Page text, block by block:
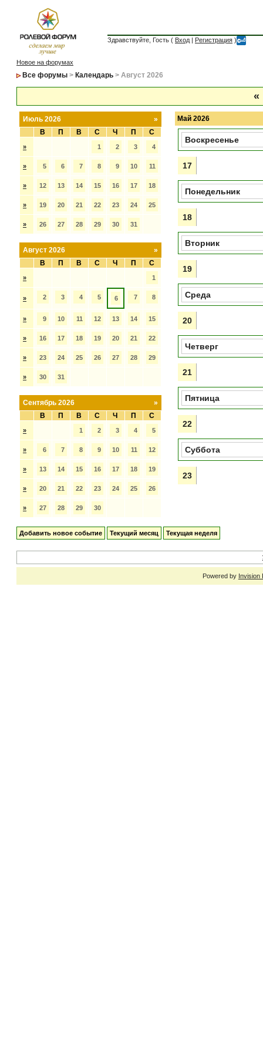
Здравствуйте, Гость ( Вход | Регистрация )
Новое на форумах
Все форумы > Календарь > Август 2026
«
»
Июль 2026
В
П В С Ч П С
» 1 2 3 4
» 5 6 7 8 9 10 11
» 12 13 14 15 16 17 18
» 19 20 21 22 23 24 25
» 26 27 28 29 30 31
»
Август 2026
В
П В С Ч П С
» 1
» 2 3 4 5 6 7 8
» 9 10 11 12 13 14 15
» 16 17 18 19 20 21 22
» 23 24 25 26 27 28 29
» 30 31
»
Сентябрь 2026
В
П В С Ч П С
» 1 2 3 4 5
» 6 7 8 9 10 11 12
» 13 14 15 16 17 18 19
» 20 21 22 23 24 25 26
» 27 28 29 30
Май 2026
Воскресенье
17
Понедельник
18
Вторник
19
Среда
20
Четверг
21
Пятница
22
Суббота
23
Добавить новое событие Текущий месяц Текущая неделя
Powered by Invision